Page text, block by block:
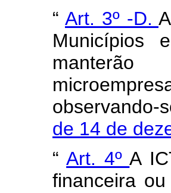
“ Art. 3º -D.
Municípios
observando-
de 14 de
“Art. 4ºA
financeira